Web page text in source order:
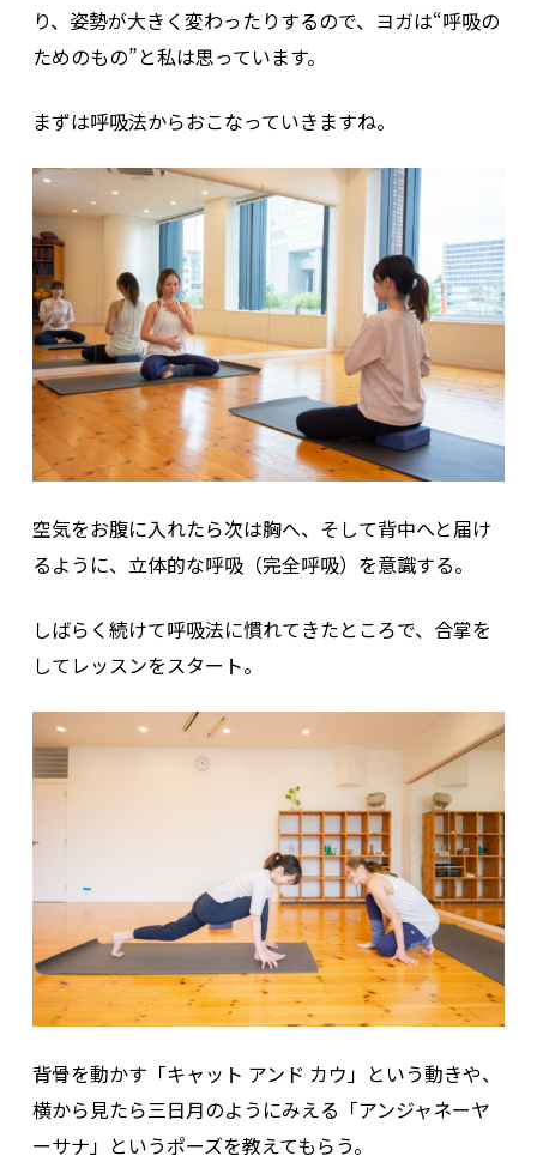
り、姿勢が大きく変わったりするので、ヨガは“呼吸の
ためのもの”と私は思っています。
まずは呼吸法からおこなっていきますね。
空気をお腹に入れたら次は胸へ、そして背中へと届け
るように、立体的な呼吸（完全呼吸）を意識する。
しばらく続けて呼吸法に慣れてきたところで、合掌を
してレッスンをスタート。
背骨を動かす「キャット アンド カウ」という動きや、
横から見たら三日月のようにみえる「アンジャネーヤ
ーサナ」というポーズを教えてもらう。